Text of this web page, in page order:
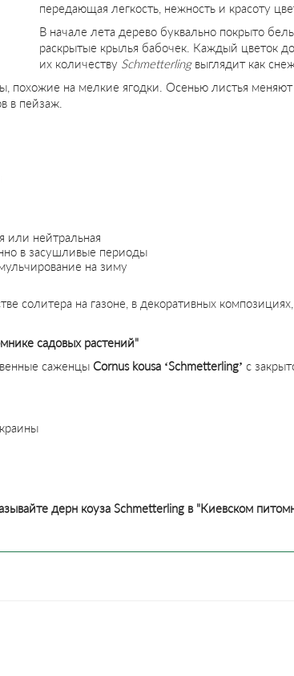
передающая легкость, нежность и красоту
В начале лета дерево буквально покрыто
раскрытые крылья бабочек. Каждый цветок
их количеству Schmetterlingвыглядит как
похожие на мелкие ягодки. Осенью листья
в пейзаж.
или нейтральная
в засушливые периоды
на зиму
солитера на газоне, в декоративных
садовых растений"
саженцы Cornus kousa ‘Schmetterling’ с
дерн коуза Schmetterling в "Киевском